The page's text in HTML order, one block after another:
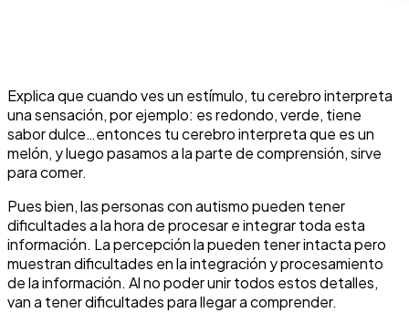
Explica que cuando ves un estímulo, tu cerebro interpreta
una sensación, por ejemplo: es redondo, verde, tiene
sabor dulce…entonces tu cerebro interpreta que es un
melón, y luego pasamos a la parte de comprensión, sirve
para comer.
Pues bien, las personas con autismo pueden tener
dificultades a la hora de procesar e integrar toda esta
información. La percepción la pueden tener intacta pero
muestran dificultades en la integración y procesamiento
de la información. Al no poder unir todos estos detalles,
van a tener dificultades para llegar a comprender.